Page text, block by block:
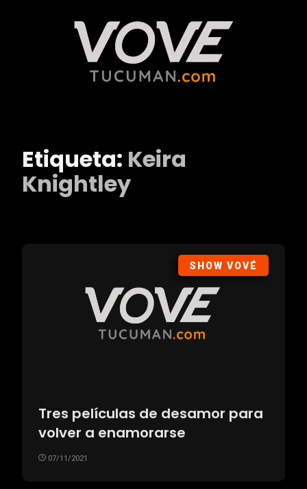
Etiqueta: Keira
Knightley
SHOW VOVÉ
Tres películas de desamor para
volver a enamorarse
07/11/2021